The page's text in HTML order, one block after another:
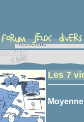
Les 7
Moyenne